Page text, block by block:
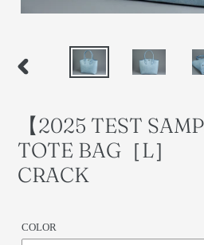
イ
ド
【2025 TEST
TOTE BAG［L
CRACK
COLOR